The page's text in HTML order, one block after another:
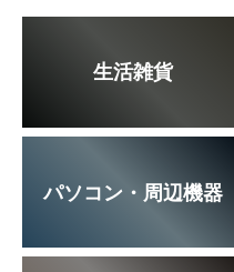
生活雑貨
パソコン・周辺機器